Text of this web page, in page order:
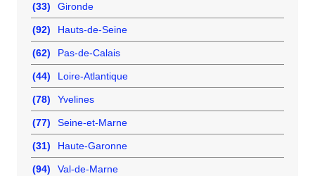
(33) Gironde
(92) Hauts-de-Seine
(62) Pas-de-Calais
(44) Loire-Atlantique
(78) Yvelines
(77) Seine-et-Marne
(31) Haute-Garonne
(94) Val-de-Marne